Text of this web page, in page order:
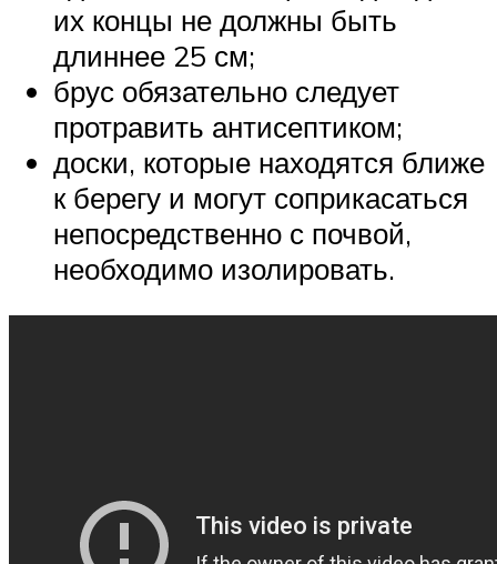
их концы не должны быть
длиннее 25 см;
брус обязательно следует
протравить антисептиком;
доски, которые находятся ближе
к берегу и могут соприкасаться
непосредственно с почвой,
необходимо изолировать.